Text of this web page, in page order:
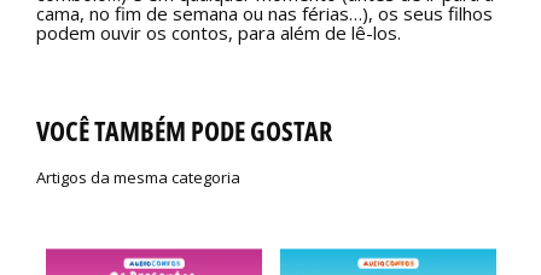
cama, no fim de semana ou nas férias…), os seus filhos
podem ouvir os contos, para além de lê-los.
VOCÊ TAMBÉM PODE GOSTAR
Artigos da mesma categoria